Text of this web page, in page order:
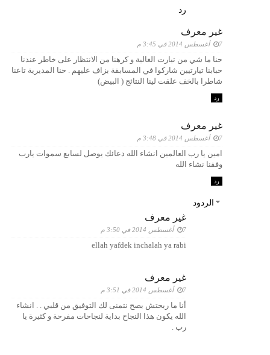
رد
غير معرف
7 أغسطس 2014 في 3:45 م
حنا ما شي من تيارت الغالية و كرهنا من الانتظار على خاطر عندنا
حبابنا تيارتيين شاركوا في المسابقة بزاف عليهم . حنا المديرية تاعنا
شاطرا بالخف علقت لينا النتائج ( البيض)
رد
غير معرف
7 أغسطس 2014 في 3:48 م
امين يا رب العالمين انشاء الله دعائك يوصل لسابع سموات يارب
وفقنا نشاء الله
رد
الردود
غير معرف
7 أغسطس 2014 في 3:50 م
ellah yafdek inchalah ya rabi
غير معرف
7 أغسطس 2014 في 3:51 م
أنا ما ربحتش بصح نتمنى لك التوفيق من قلبي . . انشاء
الله يكون هذا النجاح بداية لنجاحات مفرحة و كثيرة يا
رب .